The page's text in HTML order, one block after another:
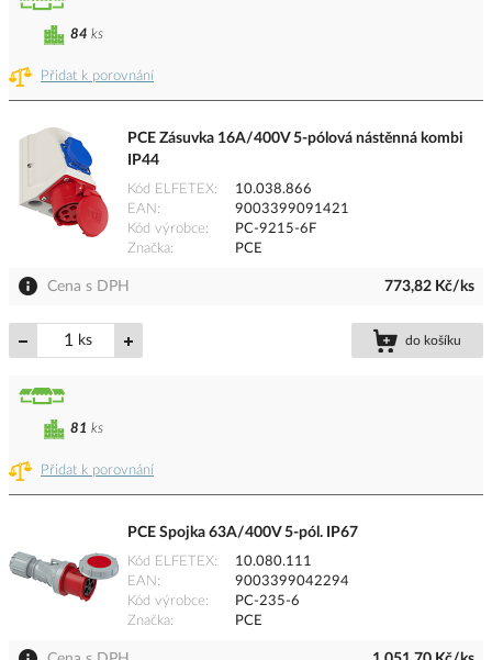
Přidat k porovnání
84 ks
PCE Zásuvka 16A/400V 5-pólová nástěnná kombi
IP44
Kód ELFETEX
10.038.866
EAN
9003399091421
Kód výrobce
PC-9215-6F
Značka
PCE
Cena s DPH 773,82 Kč/ks
ks do košíku
Přidat k porovnání
81 ks
PCE Spojka 63A/400V 5-pól. IP67
Kód ELFETEX
10.080.111
EAN
9003399042294
Kód výrobce
PC-235-6
Značka
PCE